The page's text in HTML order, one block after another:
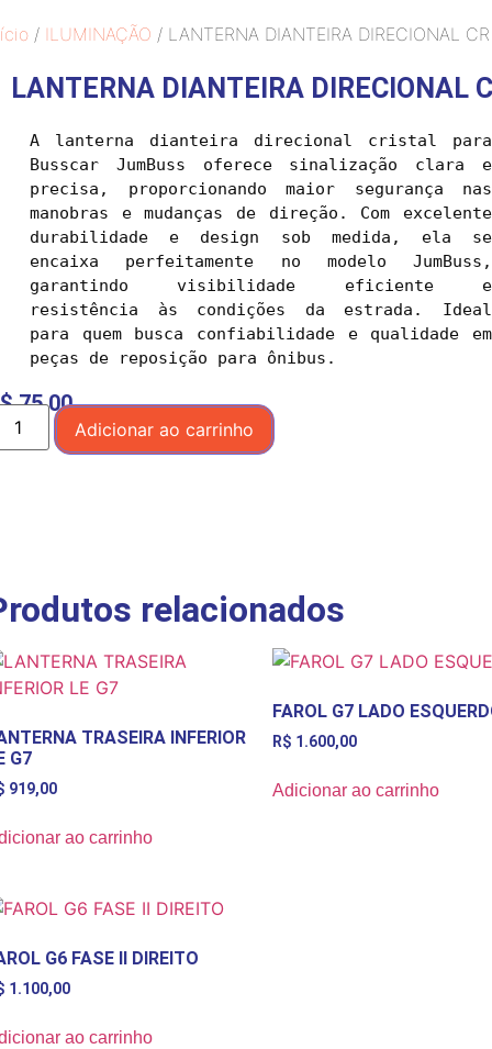
/ ILUMINAÇÃO / LANTERNA DIANTEIRA DIRECIONAL CR
LANTERNA DIANTEIRA DIRECIONAL
A lanterna dianteira direcional cristal para
Busscar JumBuss oferece sinalização clara e
precisa, proporcionando maior segurança nas
manobras e mudanças de direção. Com excelente
durabilidade e design sob medida, ela se
encaixa perfeitamente no modelo JumBuss,
garantindo visibilidade eficiente e
resistência às condições da estrada. Ideal
para quem busca confiabilidade e qualidade em
75,00
Adicionar ao carrinho
relacionados
TRASEIRA INFERIOR
G7
919,00
ao carrinho
FAROL G7 LADO
R$ 1.600,00
Adicionar ao carrinho
G6 FASE II DIREITO
1.100,00
ao carrinho